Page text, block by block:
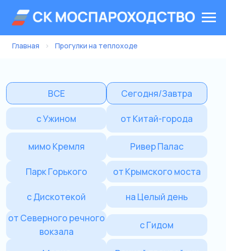
Главная › Прогулки на теплоходе
с Ужином от Китай-города
мимо Кремля Ривер Палас
от Крымского моста
на Целый день
от Северного речного
с Гидом
Морис Речной трамвайчик
Сити Экспоцентр